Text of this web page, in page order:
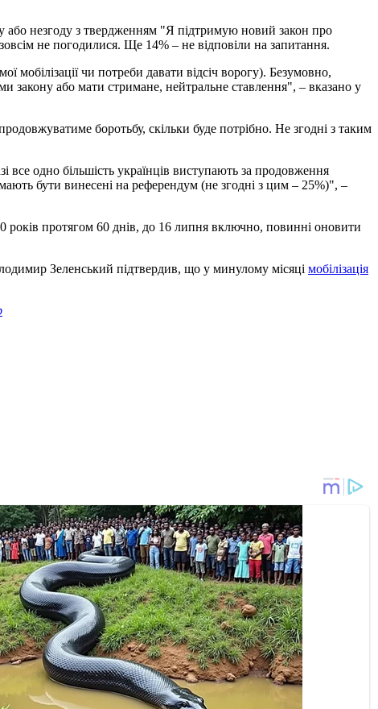
або незгоду з твердженням "Я підтримую новий закон про
не погодилися. Ще 14% – не відповіли на запитання.
чи потреби давати відсіч ворогу). Безумовно,
або мати стримане, нейтральне ставлення", – вказано у
боротьбу, скільки буде потрібно. Не згодні з таким
одно більшість українців виступають за продовження
бути винесені на референдум (не згодні з цим – 25%)", –
років протягом 60 днів, до 16 липня включно, повинні оновити
Зеленський підтвердив, що у минулому місяці мобілізація